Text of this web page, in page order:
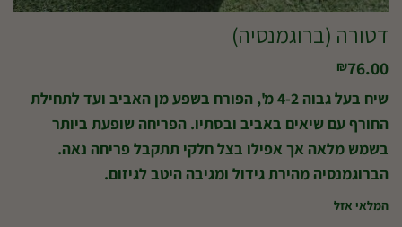
דטורה (ברוגמנסיה)
₪76.00
שיח בעל גבוה 4-2 מ', הפורח בשפע מן האביב ועד לתחילת
החורף עם שיאים באביב ובסתיו. הפריחה שופעת ביותר
בשמש מלאה אך אפילו בצל חלקי תתקבל פריחה נאה.
הברוגמנסיה מהירת גידול ומגיבה היטב לגיזום.
המלאי אזל